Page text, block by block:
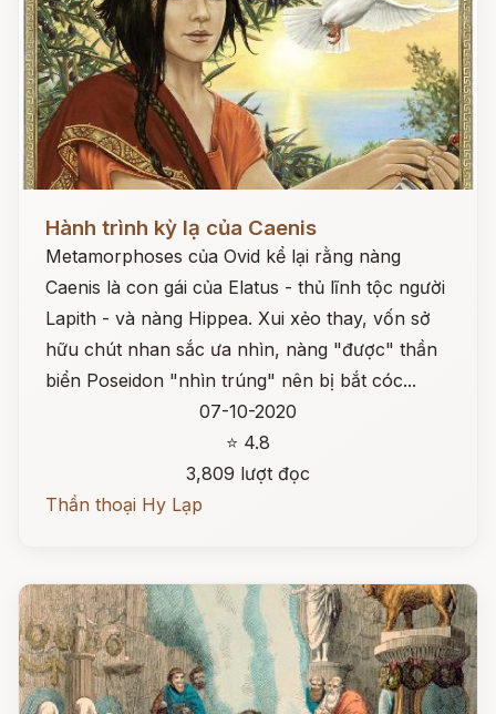
Hành trình kỳ lạ của Caenis
Metamorphoses của Ovid kể lại rằng nàng
Caenis là con gái của Elatus - thủ lĩnh tộc người
Lapith - và nàng Hippea. Xui xẻo thay, vốn sở
hữu chút nhan sắc ưa nhìn, nàng "được" thần
biển Poseidon "nhìn trúng" nên bị bắt cóc...
07-10-2020
⭐ 4.8
3,809 lượt đọc
Thần thoại Hy Lạp